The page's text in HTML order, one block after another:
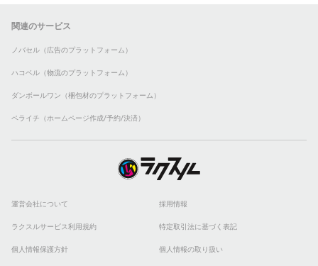
関連のサービス
ノバセル（広告のプラットフォーム）
ハコベル（物流のプラットフォーム）
ダンボールワン（梱包材のプラットフォーム）
ペライチ（ホームページ作成/予約/決済）
運営会社について 採用情報
ラクスルサービス利用規約 特定取引法に基づく表記
個人情報保護方針 個人情報の取り扱い